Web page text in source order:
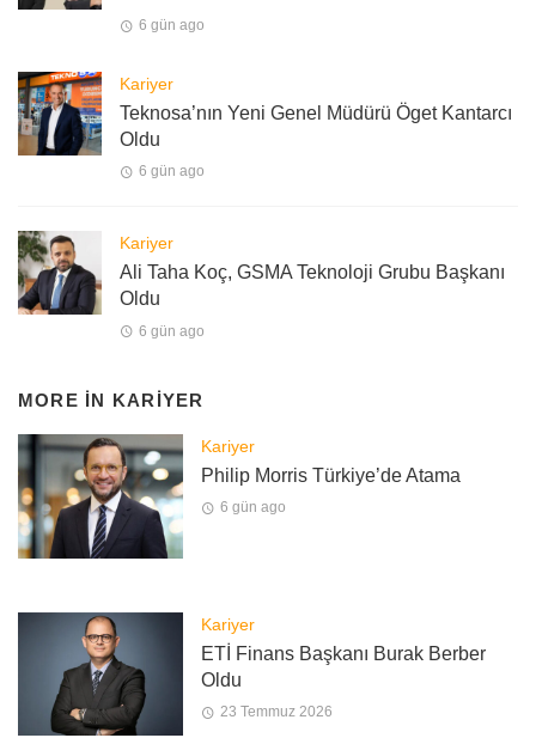
6 gün ago
Kariyer
Teknosa’nın Yeni Genel Müdürü Öget Kantarcı
Oldu
6 gün ago
Kariyer
Ali Taha Koç, GSMA Teknoloji Grubu Başkanı
Oldu
6 gün ago
MORE IN KARIYER
Kariyer
Philip Morris Türkiye’de Atama
6 gün ago
Kariyer
ETİ Finans Başkanı Burak Berber
Oldu
23 Temmuz 2026